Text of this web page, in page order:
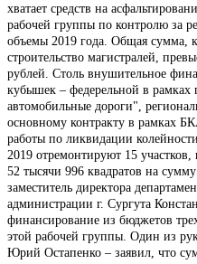
хватает средств на
рабочей группы по контролю за
объемы 2019 года. Общая сумма,
строительство магистралей,
рублей. Столь внушительное
кубышек – федерельной в рамках
автомобильные дороги",
основному контракту в рамках
работы по ликвидации
2019 отремонтируют 15
52 тысячи 996 квадратов на
заместитель директора
администрации г. Сургута
финансирование из бюджетов
этой рабочей группы. Один из
Юрий Остапенко – заявил, что